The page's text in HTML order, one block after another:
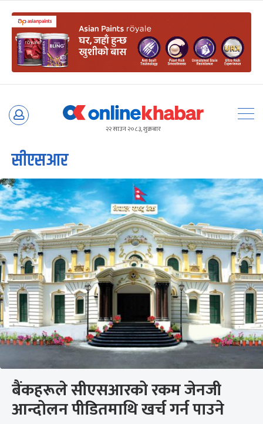
Skip
२२ साउन २०८३, शुक्रबार
सीएसआर
बैंकहरूले सीएसआरको रकम जेनजी
आन्दोलन पीडितमाथि खर्च गर्न पाउने